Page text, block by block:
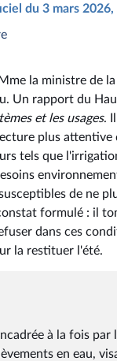
du 3 mars 2026,
la ministre de
Un rapport du
et les usages.
plus
tels que
de ne
formulé : il
dans ces
la restituer l'été.
à la fois
en eau,